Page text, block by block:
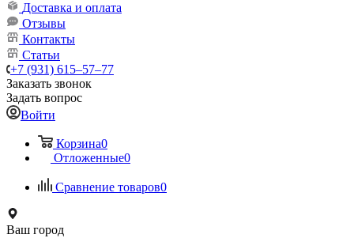
Доставка и оплата
Отзывы
Контакты
Статьи
+7 (931) 615‒57‒77
Заказать звонок
Задать вопрос
Войти
Корзина0
Отложенные0
Сравнение товаров0
Ваш город